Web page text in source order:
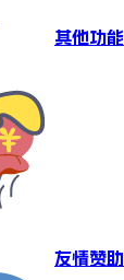
其他功能
友情赞助